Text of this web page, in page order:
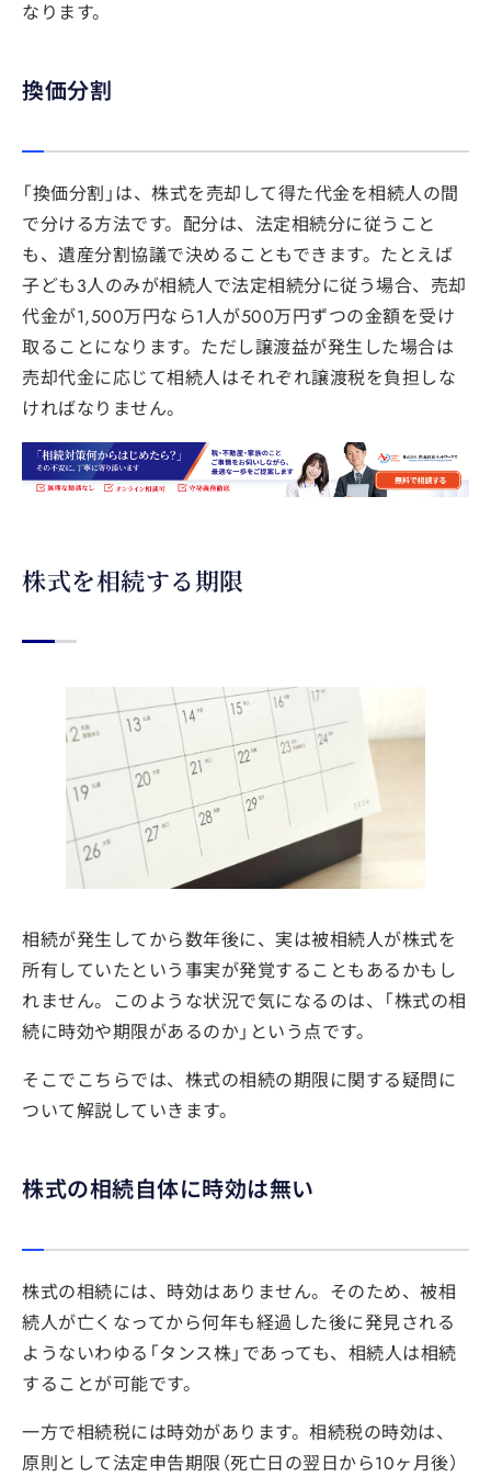
なります。
換価分割
「換価分割」は、株式を売却して得た代金を相続人の間
で分ける方法です。配分は、法定相続分に従うこと
も、遺産分割協議で決めることもできます。たとえば
子ども3人のみが相続人で法定相続分に従う場合、売却
代金が1,500万円なら1人が500万円ずつの金額を受け
取ることになります。ただし譲渡益が発生した場合は
売却代金に応じて相続人はそれぞれ譲渡税を負担しな
ければなりません。
株式を相続する期限
相続が発生してから数年後に、実は被相続人が株式を
所有していたという事実が発覚することもあるかもし
れません。このような状況で気になるのは、「株式の相
続に時効や期限があるのか」という点です。
そこでこちらでは、株式の相続の期限に関する疑問に
ついて解説していきます。
株式の相続自体に時効は無い
株式の相続には、時効はありません。そのため、被相
続人が亡くなってから何年も経過した後に発見される
ようないわゆる「タンス株」であっても、相続人は相続
することが可能です。
一方で相続税には時効があります。相続税の時効は、
原則として法定申告期限（死亡日の翌日から10ヶ月後）